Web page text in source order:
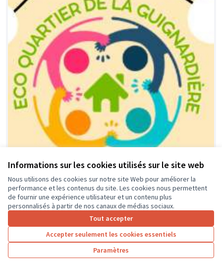
Informations sur les cookies utilisés sur le site web
Nous utilisons des cookies sur notre site Web pour améliorer la
performance et les contenus du site. Les cookies nous permettent
de fournir une expérience utilisateur et un contenu plus
personnalisés à partir de nos canaux de médias sociaux.
Tout accepter
Accepter seulement les cookies essentiels
Paramètres
Financement équipement, activités
et animations locales dédié aux
jeunes de l'éco-quartier et leurs
parents.
Soumis
association ECO-QUARTIER LA GUIGNARDIERE 0 0